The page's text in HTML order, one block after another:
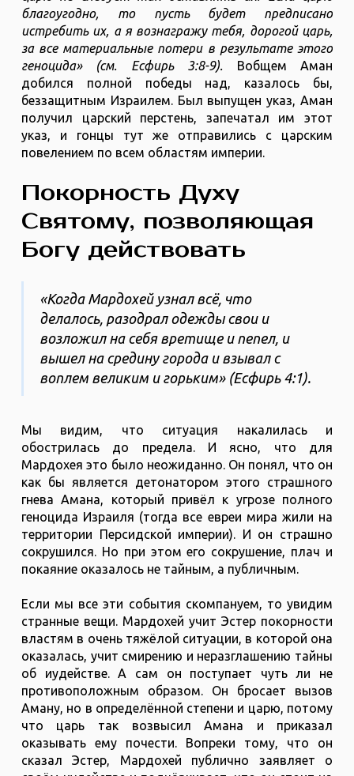
благоугодно, то пусть будет предписано
истребить их, а я вознагражу тебя, дорогой царь,
за все материальные потери в результате этого
геноцида» (см. Есфирь 3:8-9). Вобщем Аман
добился полной победы над, казалось бы,
беззащитным Израилем. Был выпущен указ, Аман
получил царский перстень, запечатал им этот
указ, и гонцы тут же отправились с царским
повелением по всем областям империи.
Покорность Духу
Святому, позволяющая
Богу действовать
«Когда Мардохей узнал всё, что
делалось, разодрал одежды свои и
возложил на себя вретище и пепел, и
вышел на средину города и взывал с
воплем великим и горьким» (Есфирь 4:1).
Мы видим, что ситуация накалилась и
обострилась до предела. И ясно, что для
Мардохея это было неожиданно. Он понял, что он
как бы является детонатором этого страшного
гнева Амана, который привёл к угрозе полного
геноцида Израиля (тогда все евреи мира жили на
территории Персидской империи). И он страшно
сокрушился. Но при этом его сокрушение, плач и
покаяние оказалось не тайным, а публичным.
Если мы все эти события скомпануем, то увидим
странные вещи. Мардохей учит Эстер покорности
властям в очень тяжёлой ситуации, в которой она
оказалась, учит смирению и неразглашению тайны
об иудействе. А сам он поступает чуть ли не
противоположным образом. Он бросает вызов
Аману, но в определённой степени и царю, потому
что царь так возвысил Амана и приказал
оказывать ему почести. Вопреки тому, что он
сказал Эстер, Мардохей публично заявляет о